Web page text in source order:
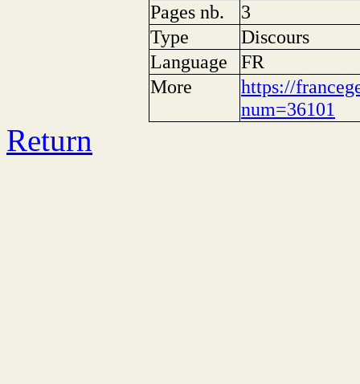
Pages nb.
3
Type
Discours
Language
FR
More
https://
num=36101
Return